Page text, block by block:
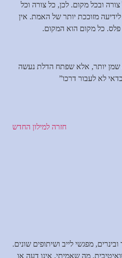
ובכל מקום. לכן, כל צורה וכל
מזוככת יותר של האמת. אין
פלס. כל מקום הוא המקום.
יותר, אלא שפתח הדלת נעשה
לא לעבור דרכו”
חזרה למילון החדש
מפגשי לייב ושיתופים שונים.
מה שאמיתי, אינו דעה או